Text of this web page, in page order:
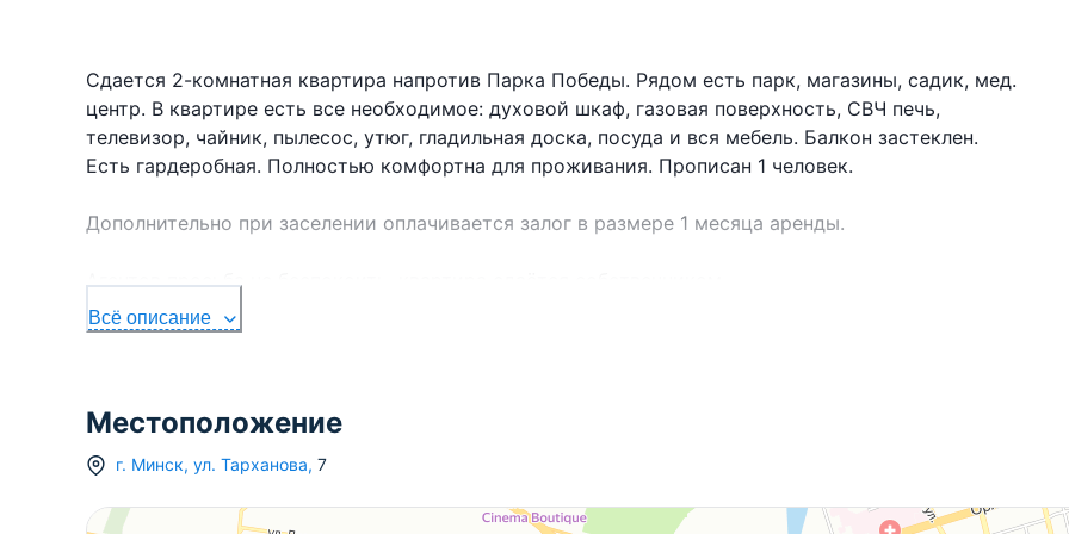
Cдается 2-комнатная квартира напротив Парка Победы. Рядом есть парк, магазины, садик, мед.
центр. В квартире есть все необходимое: духовой шкаф, газовая поверхность, СВЧ печь,
телевизор, чайник, пылесос, утюг, гладильная доска, посуда и вся мебель. Балкон застеклен.
Есть гардеробная. Полностью комфортна для проживания. Прописан 1 человек.
Дополнительно при заселении оплачивается залог в размере 1 месяца аренды.
Агентов просьба не беспокоить, квартира сдаётся собственником.
Всё описание
Местоположение
г. Минск, ул. Тарханова, 7